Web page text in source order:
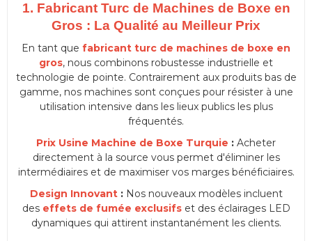
1. Fabricant Turc de Machines de Boxe en
Gros : La Qualité au Meilleur Prix
En tant que fabricant turc de machines de boxe en
gros, nous combinons robustesse industrielle et
technologie de pointe. Contrairement aux produits bas de
gamme, nos machines sont conçues pour résister à une
utilisation intensive dans les lieux publics les plus
fréquentés.
Prix Usine Machine de Boxe Turquie : Acheter
directement à la source vous permet d'éliminer les
intermédiaires et de maximiser vos marges bénéficiaires.
Design Innovant :Nos nouveaux modèles incluent
des effets de fumée exclusifset des éclairages LED
dynamiques qui attirent instantanément les clients.